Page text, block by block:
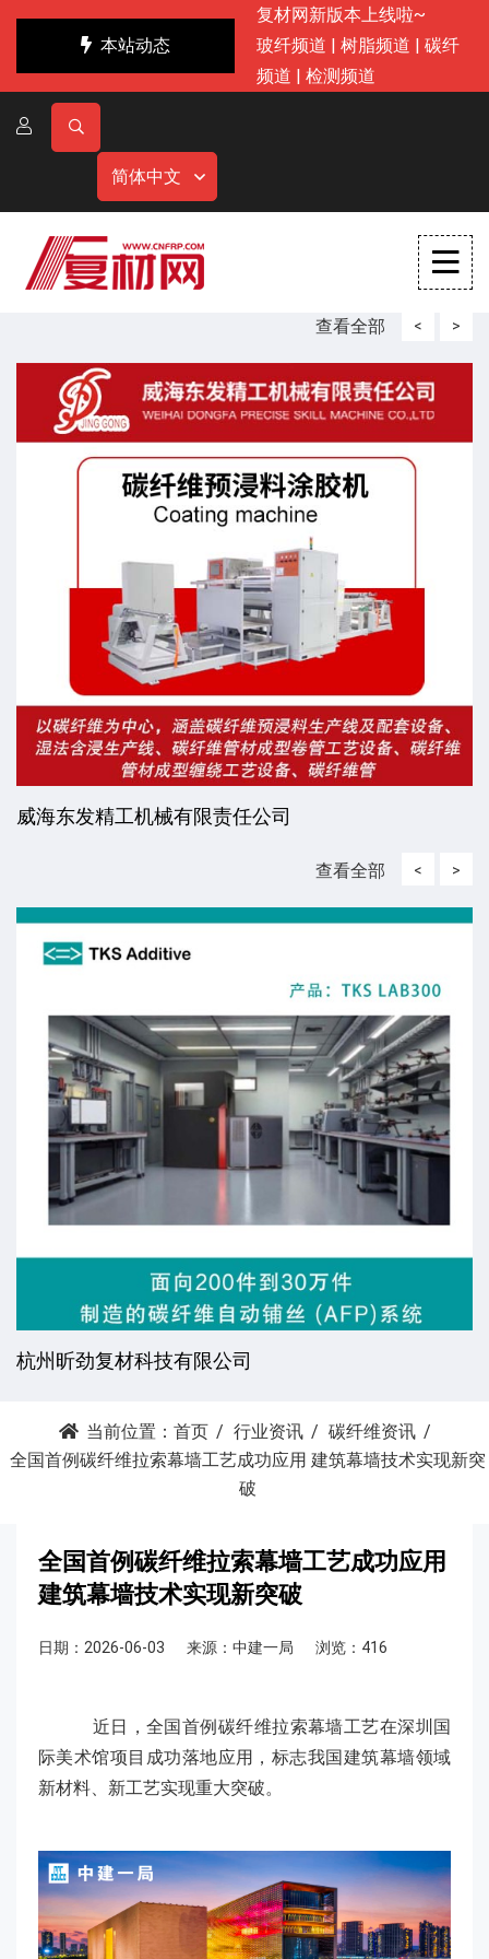
本站动态
复材网新版本上线啦~
玻纤频道 | 树脂频道 | 碳纤
频道 | 检测频道
简体中文
查看全部 <
威海东发精工机械有限责任公司
>
查看全部 <
杭州昕劲复材科技有限公司
>
当前位置： 首页 行业资讯
碳纤维资讯
全国首例碳纤维拉索幕墙工艺成功应用 建筑幕墙技术实现新突
破
全国首例碳纤维拉索幕墙工艺成功应用
建筑幕墙技术实现新突破
日期：2026-06-03 来源：中建一局 浏览：416
近日，全国首例碳纤维拉索幕墙工艺在深圳国
际美术馆项目成功落地应用，标志我国建筑幕墙领域
新材料、新工艺实现重大突破。